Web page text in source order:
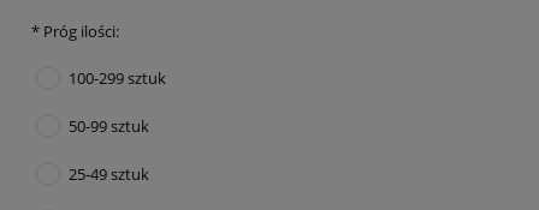
* Próg ilości:
100-299 sztuk
50-99 sztuk
25-49 sztuk